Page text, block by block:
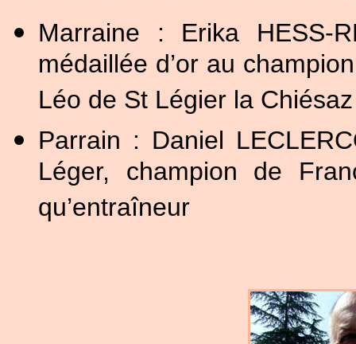
Marraine : Erika HESS-
médaillée d’or au
Léo de St Légier la Chiésaz
Parrain : Daniel
Léger, champion de
qu’entraîneur